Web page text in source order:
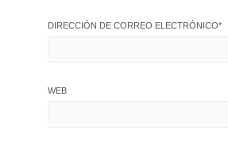
DIRECCIÓN DE CORREO ELECTRÓNICO*
WEB